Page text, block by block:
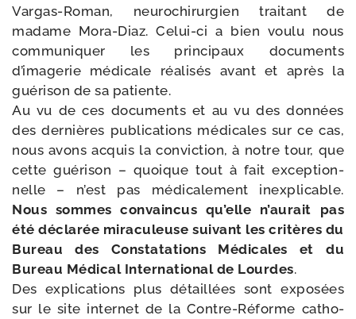
Vargas-​Roman, neu­ro­chi­rur­gien trai­tant de
madame Mora-​Diaz. Celui-​ci a bien vou­lu nous
com­mu­ni­quer les prin­ci­paux docu­ments
d’imagerie médi­cale réa­li­sés avant et après la
gué­ri­son de sa patiente.
Au vu de ces docu­ments et au vu des don­nées
des der­nières publi­ca­tions médi­cales sur ce cas,
nous avons acquis la convic­tion, à notre tour, que
cette gué­ri­son – quoique tout à fait excep­tion­
nelle – n’est pas médi­ca­le­ment inex­pli­cable.
Nous sommes convain­cus qu’elle n’aurait pas
été décla­rée mira­cu­leuse sui­vant les cri­tères du
Bureau des Constatations Médicales et du
Bureau Médical International de Lourdes.
Des expli­ca­tions plus détaillées sont expo­sées
sur le site inter­net de la Contre-​Réforme catho­